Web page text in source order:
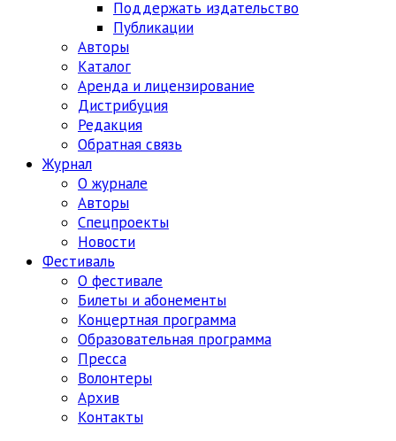
Поддержать издательство
Публикации
Авторы
Каталог
Аренда и лицензирование
Дистрибуция
Редакция
Обратная связь
Журнал
О журнале
Авторы
Спецпроекты
Новости
Фестиваль
О фестивале
Билеты и абонементы
Концертная программа
Образовательная программа
Пресса
Волонтеры
Архив
Контакты